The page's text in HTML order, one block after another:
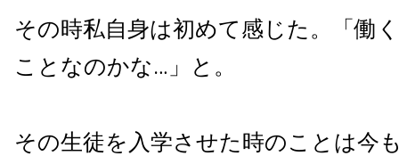
その時私自身は初めて感じた。「働
ことなのかな…」と。
その生徒を入学させた時のことは今